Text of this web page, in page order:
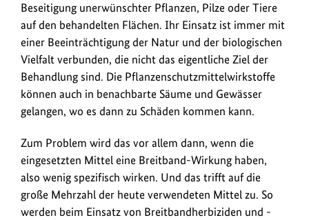
Beseitigung unerwünschter Pflanzen, Pilze oder Tiere
auf den behandelten Flächen. Ihr Einsatz ist immer mit
einer Beeinträchtigung der Natur und der biologischen
Vielfalt verbunden, die nicht das eigentliche Ziel der
Behandlung sind. Die Pflanzenschutzmittelwirkstoffe
können auch in benachbarte Säume und Gewässer
gelangen, wo es dann zu Schäden kommen kann.
Zum Problem wird das vor allem dann, wenn die
eingesetzten Mittel eine Breitband-Wirkung haben,
also wenig spezifisch wirken. Und das trifft auf die
große Mehrzahl der heute verwendeten Mittel zu. So
werden beim Einsatz von Breitbandherbiziden und -